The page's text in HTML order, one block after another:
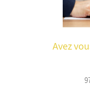
Avez